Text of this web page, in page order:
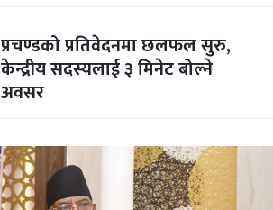
प्रचण्डको प्रतिवेदनमा छलफल सुरु,
केन्द्रीय सदस्यलाई ३ मिनेट बोल्ने
अवसर